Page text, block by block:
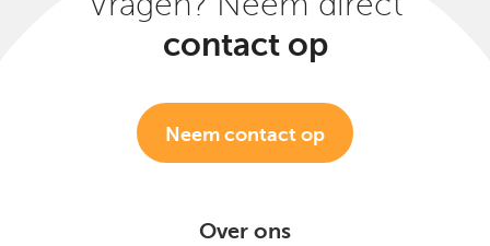
contact op
Neem contact op
Over ons